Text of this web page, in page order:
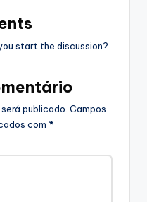
start the discussion?
publicado. Campos
com *